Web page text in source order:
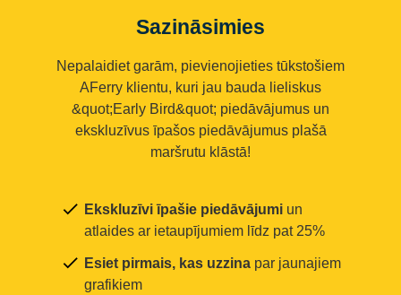
Sazināsimies
Nepalaidiet garām, pievienojieties tūkstošiem
AFerry klientu, kuri jau bauda lieliskus
&quot;Early Bird&quot; piedāvājumus un
ekskluzīvus īpašos piedāvājumus plašā
maršrutu klāstā!
Ekskluzīvi īpašie piedāvājumi un
atlaides ar ietaupījumiem līdz pat 25%
Esiet pirmais, kas uzzina par jaunajiem
grafikiem